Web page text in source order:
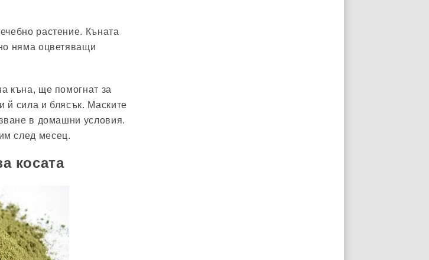
растение. Къната
няма оцветяващи
къна, ще помогнат за
й сила и блясък. Маските
в домашни условия.
след месец.
косата